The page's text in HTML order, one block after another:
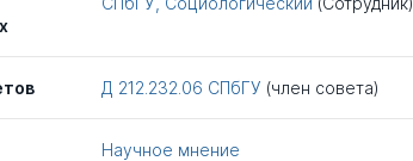
Д 212.232.06 СПбГУ (член совета)
Научное мнение